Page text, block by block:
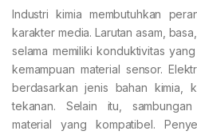
Industri kimia membutuhkan
karakter media. Larutan asam,
selama memiliki konduktivitas
kemampuan material sensor.
berdasarkan jenis bahan kimia,
tekanan. Selain itu,
material yang kompatibel.